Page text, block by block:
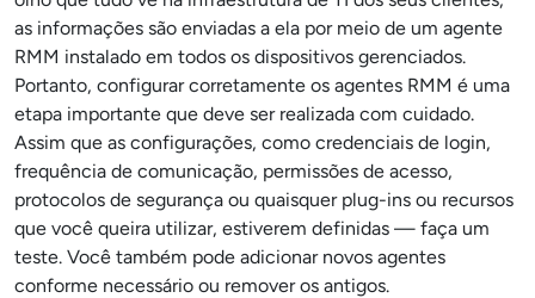
as informações são enviadas a ela por meio de um agente
RMM instalado em todos os dispositivos gerenciados.
Portanto, configurar corretamente os agentes RMM é uma
etapa importante que deve ser realizada com cuidado.
Assim que as configurações, como credenciais de login,
frequência de comunicação, permissões de acesso,
protocolos de segurança ou quaisquer plug-ins ou recursos
que você queira utilizar, estiverem definidas — faça um
teste. Você também pode adicionar novos agentes
conforme necessário ou remover os antigos.